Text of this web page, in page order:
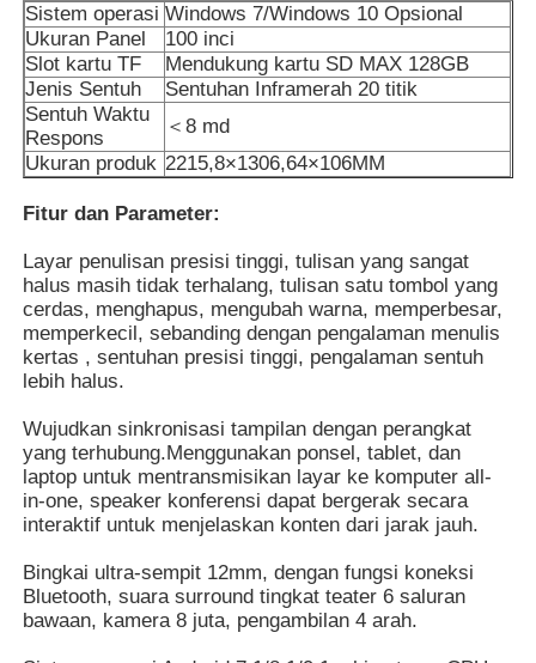
Rumah
Produk
Video
Wisata pabrik
Sistem operasi Windows 7/Windows 10 Opsional
Ukuran Panel
100 inci
Slot kartu TF
Mendukung kartu SD MAX 128GB
Jenis Sentuh
Sentuhan Inframerah 20 titik
Sentuh Waktu
Respons
＜8 md
Ukuran produk 2215,8×1306,64×106MM
Fitur dan Parameter:
Layar penulisan presisi tinggi, tulisan yang sangat
halus masih tidak terhalang, tulisan satu tombol yang
cerdas, menghapus, mengubah warna, memperbesar,
memperkecil, sebanding dengan pengalaman menulis
kertas , sentuhan presisi tinggi, pengalaman sentuh
lebih halus.
Wujudkan sinkronisasi tampilan dengan perangkat
yang terhubung.Menggunakan ponsel, tablet, dan
laptop untuk mentransmisikan layar ke komputer all-
in-one, speaker konferensi dapat bergerak secara
interaktif untuk menjelaskan konten dari jarak jauh.
Bingkai ultra-sempit 12mm, dengan fungsi koneksi
Bluetooth, suara surround tingkat teater 6 saluran
bawaan, kamera 8 juta, pengambilan 4 arah.